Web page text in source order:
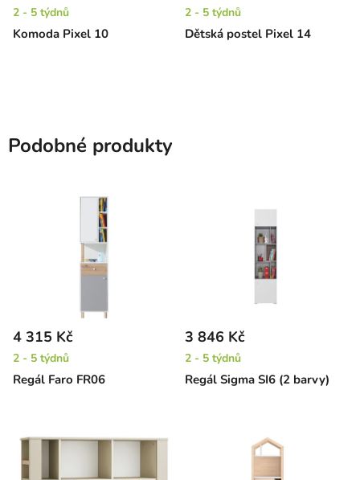
Komoda Pixel 10
2 - 5 týdnů
Dětská postel Pixel 14
2 - 5 týdnů
Podobné produkty
Regál Faro FR06
4 315 Kč
2 - 5 týdnů
Regál Sigma SI6 (2 barvy)
3 846 Kč
2 - 5 týdnů